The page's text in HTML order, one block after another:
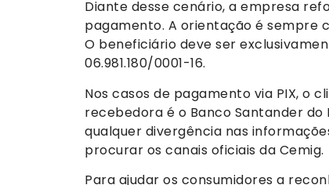
Diante desse cenário, a empresa
pagamento. A orientação é sempre
O beneficiário deve ser
06.981.180/0001-16.
Nos casos de pagamento via PIX, o
recebedora é o Banco Santander do
qualquer divergência nas
procurar os canais oficiais da Cemig.
Para ajudar os consumidores a